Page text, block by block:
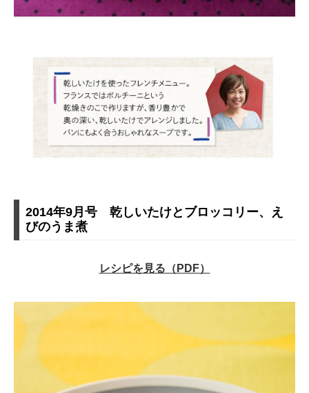
2014年9月号 乾しいたけとブロッコリー、え
びのうま煮
レシピを見る（PDF）